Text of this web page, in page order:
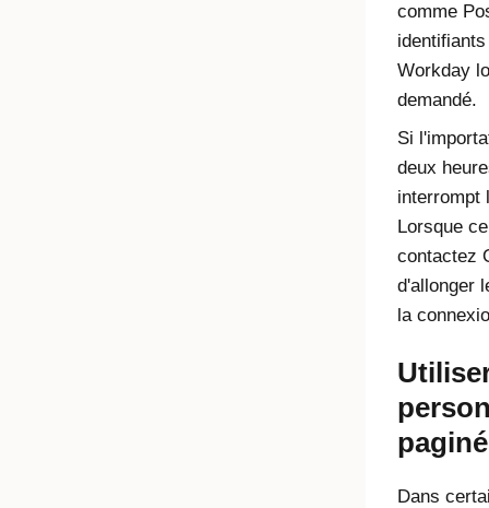
comme
Workday
demandé.
Si
deux
interrompt
Lorsque
contactez
d'allonger
la
Dans